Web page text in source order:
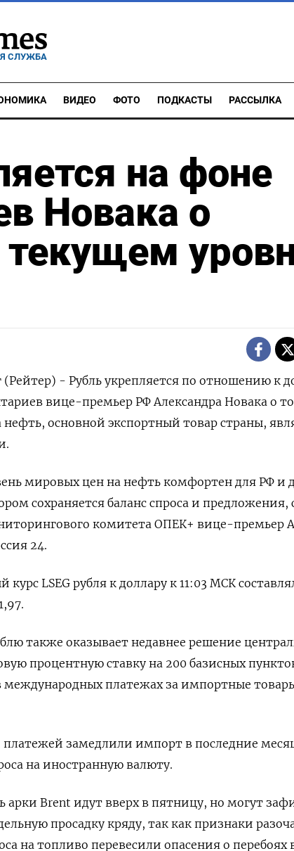
СЛУЖБА
ВИДЕО ФОТО ПОДКАСТЫ РАССЫЛКА
на фоне
Новака о
- Рубль укрепляется по отношению к
вице-премьер РФ Александра Новака о
нефть, основной экспортный товар страны,
мировых цен на нефть комфортен для РФ и
сохраняется баланс спроса и предложения,
комитета ОПЕК+ вице-премьер
24.
LSEG рубля к доллару к 11:03 МСК
также оказывает недавнее решение
процентную ставку на 200 базисных
международных платежах за импортные
замедлили импорт в последние
на иностранную валюту.
арки Brent идут вверх в пятницу, но могут
просадку кряду, так как признаки
на топливо перевесили опасения о перебоях